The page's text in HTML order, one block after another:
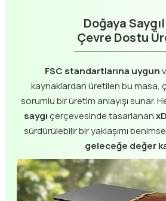
Doğaya
Çevre Dostu
FSC standartlarına uygun
kaynaklardan üretilen bu masa,
sorumlu bir üretim anlayışı sunar.
saygıçerçevesinde tasarlanan
sürdürülebilir bir yaklaşımı
geleceğe değer